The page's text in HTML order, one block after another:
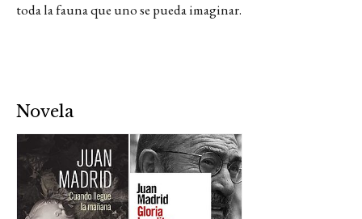
toda la fauna que uno se pueda imaginar.
Novela